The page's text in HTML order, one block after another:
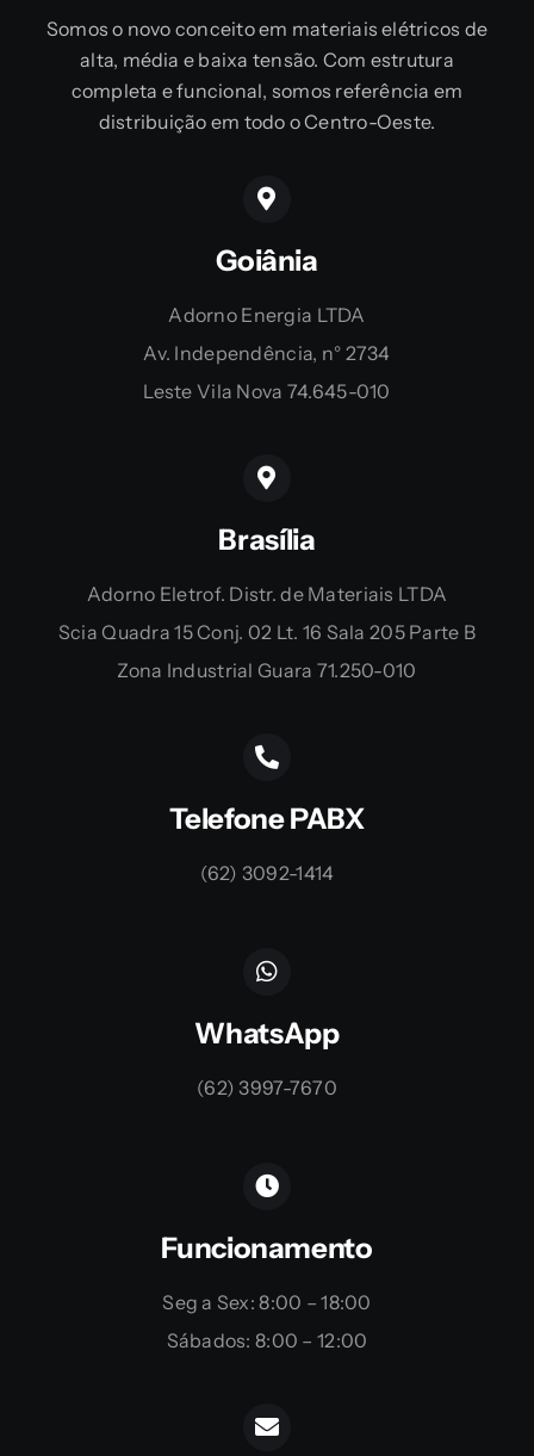
Somos o novo conceito em materiais elétricos de
alta, média e baixa tensão. Com estrutura
completa e funcional, somos referência em
distribuição em todo o Centro-Oeste.
Goiânia
Adorno Energia LTDA
Av. Independência, n° 2734
Leste Vila Nova 74.645-010
Brasília
Adorno Eletrof. Distr. de Materiais LTDA
Scia Quadra 15 Conj. 02 Lt. 16 Sala 205 Parte B
Zona Industrial Guara 71.250-010
Telefone PABX
(62) 3092-1414
WhatsApp
(62) 3997-7670
Funcionamento
Seg a Sex: 8:00 – 18:00
Sábados: 8:00 – 12:00